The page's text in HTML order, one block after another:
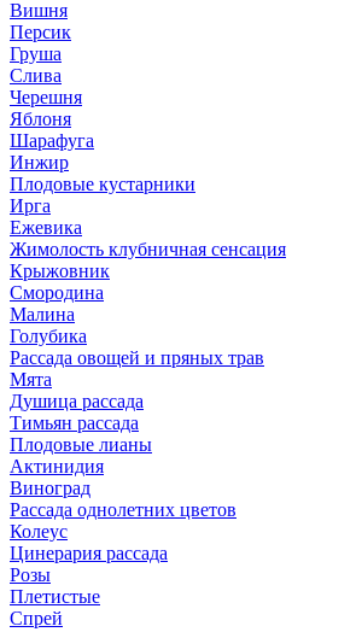
Вишня
Персик
Груша
Слива
Черешня
Яблоня
Шарафуга
Инжир
Плодовые кустарники
Ирга
Ежевика
Жимолость клубничная сенсация
Крыжовник
Смородина
Малина
Голубика
Рассада овощей и пряных трав
Мята
Душица рассада
Тимьян рассада
Плодовые лианы
Актинидия
Виноград
Рассада однолетних цветов
Колеус
Цинерария рассада
Розы
Плетистые
Спрей